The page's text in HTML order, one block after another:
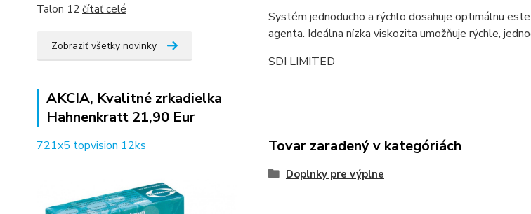
Talon 12 čítať celé
Zobraziť všetky novinky
AKCIA, Kvalitné zrkadielka
Hahnenkratt 21,90 Eur
721x5 topvision 12ks
Systém jednoducho a rýchlo dosahuje optimálnu
agenta. Ideálna nízka viskozita umožňuje rýchle,
SDI LIMITED
Tovar zaradený v kategóriách
Doplnky pre výplne